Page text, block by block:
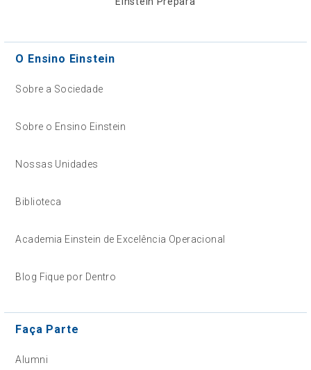
O Ensino Einstein
Sobre a Sociedade
Sobre o Ensino Einstein
Nossas Unidades
Biblioteca
Academia Einstein de Excelência Operacional
Blog Fique por Dentro
Faça Parte
Alumni